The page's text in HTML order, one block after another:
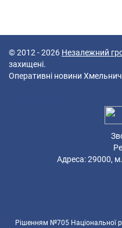
© 2012 - 2026 Незалежний
захищені.
Оперативні новини
Адреса: 29000, м.
Рішенням №705 Національної